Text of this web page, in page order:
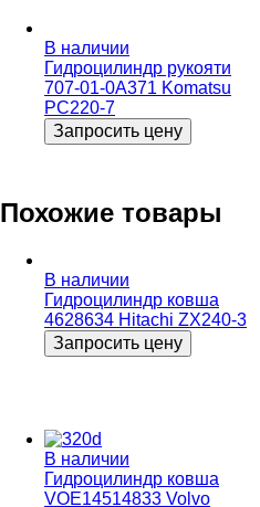
В наличии
Гидроцилиндр рукояти
707-01-0A371 Komatsu
PC220-7
Запросить цену
Похожие товары
В наличии
Гидроцилиндр ковша
4628634 Hitachi ZX240-3
Запросить цену
В наличии
Гидроцилиндр ковша
VOE14514833 Volvo